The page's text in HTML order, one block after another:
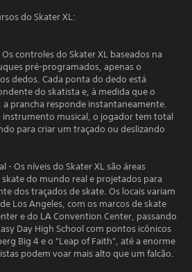
do Skater XL:
controles do Skater XL baseados na
pré-programados, apenas o
dedos. Cada ponta do dedo está
do skatista e, à medida que o
prancha responde instantaneamente.
instrumento musical, o jogador tem total
para criar um traçado ou deslizando
- Os níveis do Skater XL são áreas
do mundo real e projetados para
dos traçados de skate. Os locais variam
Los Angeles, com os marcos de skate
e do LA Convention Center, passando
Day High School com pontos icônicos
Big 4 e o "Leap of Faith", até a enorme
podem voar mais alto que um falcão.